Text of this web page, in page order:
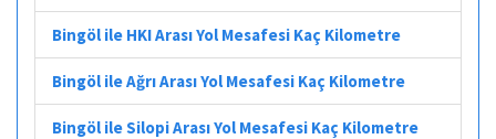
Bingöl ile HKI Arası Yol Mesafesi Kaç Kilometre
Bingöl ile Ağrı Arası Yol Mesafesi Kaç Kilometre
Bingöl ile Silopi Arası Yol Mesafesi Kaç Kilometre